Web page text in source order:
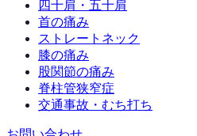
四十肩・五十肩
首の痛み
ストレートネック
膝の痛み
股関節の痛み
脊柱管狭窄症
交通事故・むち打ち